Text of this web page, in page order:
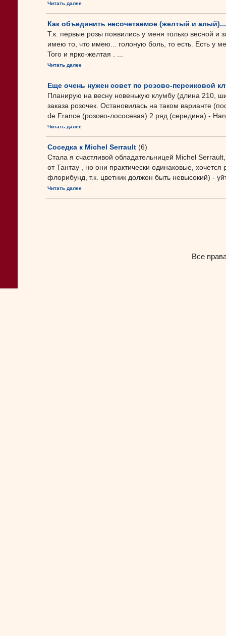
Читать далее
Как объединить несочетаемое (желтый и
Т.к. первые розы появились у меня только весной и
имею то, что имею... голоную боль, то есть. Есть у
Toro и ярко-желтая . ...
Читать далее
Еще очень нужен совет по розово-персиковой
Планирую на весну новенькую клумбу (длина 210,
заказа розочек. Остановилась на таком варианте
de France (розово-лососевая) 2 ряд (середина) -
Читать далее
Соседка к Michel Serrault (6)
Стала я счастливой обладательницей Michel
от Тантау , но они практически одинаковые,
флорибунд, т.к. цветник должен быть невысокий) -
Читать далее
Все